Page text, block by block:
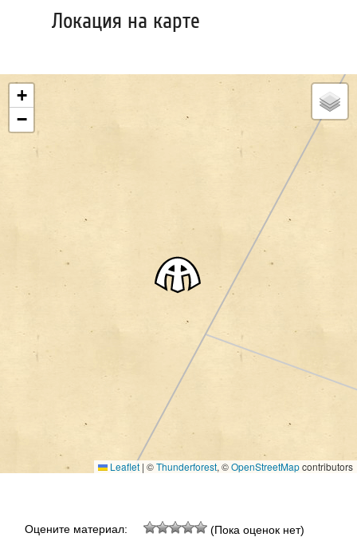
Локация на карте
+
−
Leaflet | ©Thunderforest, ©OpenStreetMapcontributors
Оцените материал: (Пока оценок нет)